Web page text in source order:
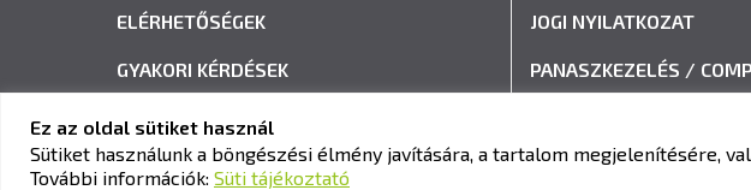
ELÉRHETŐSÉGEK
GYAKORI KÉRDÉSEK
ADATVÉDELEM
HÍRLEVÉL FELIRATKOZÁS
JOGI NYILATKOZAT
PANASZKEZELÉS /
IMPRESSZUM
Ez az oldal sütiket használ
Sütiket használunk a böngészési élmény javítására, a tartalom megjelenítésére,
További információk: Süti tájékoztató